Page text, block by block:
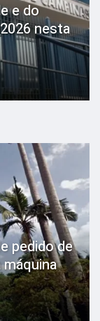
e do
nesta
pedido de